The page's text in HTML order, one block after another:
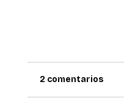
2 comentarios